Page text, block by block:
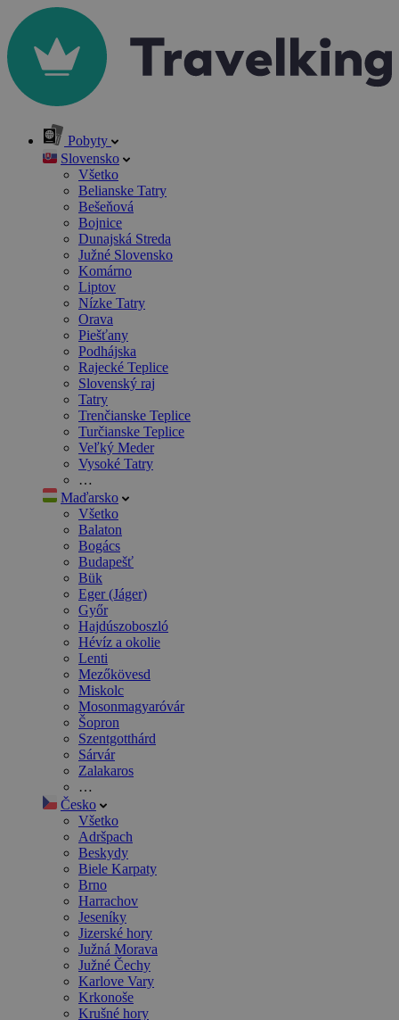
Pobyty
Slovensko
Všetko
Belianske Tatry
Bešeňová
Bojnice
Dunajská Streda
Južné Slovensko
Komárno
Liptov
Nízke Tatry
Orava
Piešťany
Podhájska
Rajecké Teplice
Slovenský raj
Tatry
Trenčianske Teplice
Turčianske Teplice
Veľký Meder
Vysoké Tatry
…
Maďarsko
Všetko
Balaton
Bogács
Budapešť
Bük
Eger (Jáger)
Győr
Hajdúszoboszló
Hévíz a okolie
Lenti
Mezőkövesd
Miskolc
Mosonmagyaróvár
Šopron
Szentgotthárd
Sárvár
Zalakaros
…
Česko
Všetko
Adršpach
Beskydy
Biele Karpaty
Brno
Harrachov
Jeseníky
Jizerské hory
Južná Morava
Južné Čechy
Karlove Vary
Krkonoše
Krušné hory